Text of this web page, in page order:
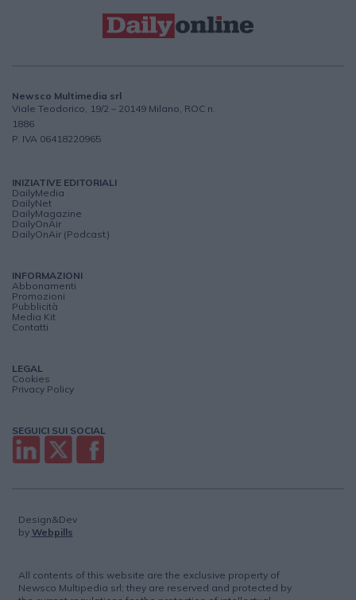
Newsco Multimedia srl
Viale Teodorico, 19/2 – 20149 Milano, ROC n.
1886
P. IVA 06418220965
INIZIATIVE EDITORIALI
DailyMedia
DailyNet
DailyMagazine
DailyOnAir
DailyOnAir (Podcast)
INFORMAZIONI
Abbonamenti
Promozioni
Pubblicità
Media Kit
Contatti
LEGAL
Cookies
Privacy Policy
SEGUICI SUI SOCIAL
Design&Dev
by Webpills
All contents of this website are the exclusive property of
Newsco Multipedia srl; they are reserved and protected by